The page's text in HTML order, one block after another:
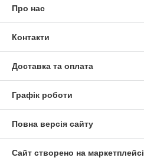
Про нас
Контакти
Доставка та оплата
Графік роботи
Повна версія сайту
Сайт створено на маркетплейсі